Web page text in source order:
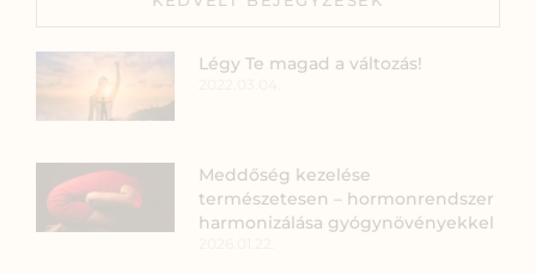
Légy Te magad a változás!
Meddőség kezelése
természetesen – hormonrendszer
harmonizálása gyógynövényekkel